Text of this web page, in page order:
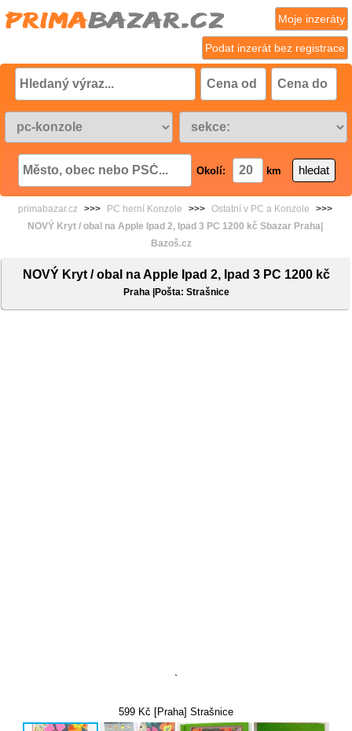
Podat inzerát bez registrace
Moje inzeráty
Okolí: km
primabazar.cz >>> PC herní Konzole >>> Ostatní v PC a Konzole
>>>
NOVÝ Kryt / obal na Apple Ipad 2, Ipad 3 PC 1200 kč Sbazar Praha|
Bazoš.cz
NOVÝ Kryt / obal na Apple Ipad 2, Ipad 3 PC 1200 kč
Praha |Pošta: Strašnice
`
599 Kč [Praha] Strašnice